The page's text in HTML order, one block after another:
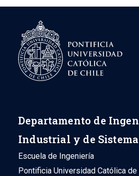
Departamento de
Industrial y de
Escuela de Ingeniería
Pontificia Universidad Católica de